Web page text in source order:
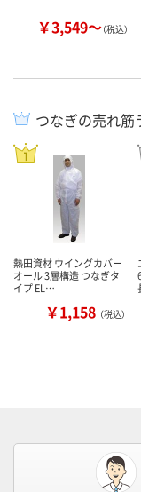
￥3,549～（税込）
つなぎの売れ筋
熱田資材 ウイングカバー
オール 3層構造 つなぎタ
イプ EL…
￥1,158 （税込）